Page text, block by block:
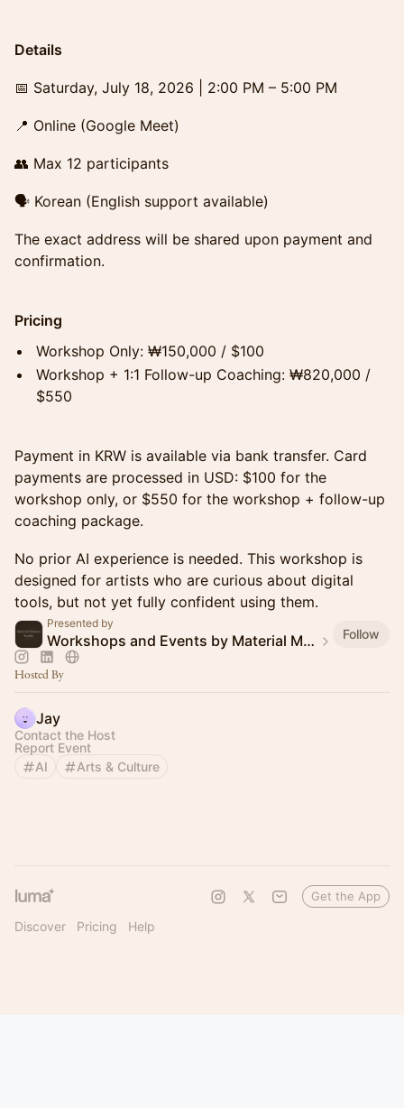
Details
📅 Saturday, July 18, 2026 | 2:00 PM – 5:00 PM
📍 Online (Google Meet)
👥 Max 12 participants
🗣 Korean (English support available)
The exact address will be shared upon payment and
confirmation.
Pricing
Workshop Only: ₩150,000 / $100
Workshop + 1:1 Follow-up Coaching: ₩820,000 /
$550
Payment in KRW is available via bank transfer. Card
payments are processed in USD: $100 for the
workshop only, or $550 for the workshop + follow-up
coaching package.
No prior AI experience is needed. This workshop is
designed for artists who are curious about digital
tools, but not yet fully confident using them.
Presented by
Workshops and Events by Material Memory Studio Follow
Hosted By
Jay
Contact the Host
Report Event
AI
Arts & Culture
Discover Pricing Help
Get the App